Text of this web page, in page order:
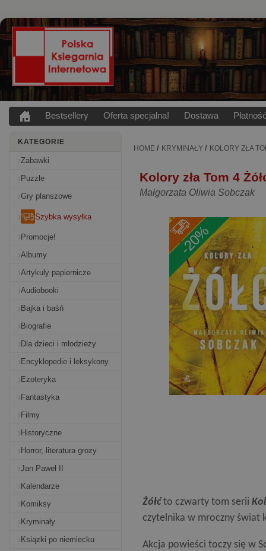
Bestsellery Oferta specjalna! Dostawa
KATEGORIE
Zabawki
Puzzle
Gry planszowe
Szybka wysyłka
Promocje!
Albumy
Artykuly papiernicze
Audiobooki
Bajka i baśń
Biografie
Dla dzieci i młodzieży
Encyklopedie i leksykony
Ezoteryka
Fantastyka
Filmy
Historyczne
Horror, literatura grozy
Jan Paweł II
Kalendarze
Komiksy
Kryminały
Ksiązki po niemiecku
HOME / KRYMINAŁY / KOLORY ZŁA
Kolory zła Tom 4
Małgorzata Oliwia Sobczak
-20%
Żółćto czwarty tom serii
czytelnika w mroczny świat
Akcja powieści toczy się w